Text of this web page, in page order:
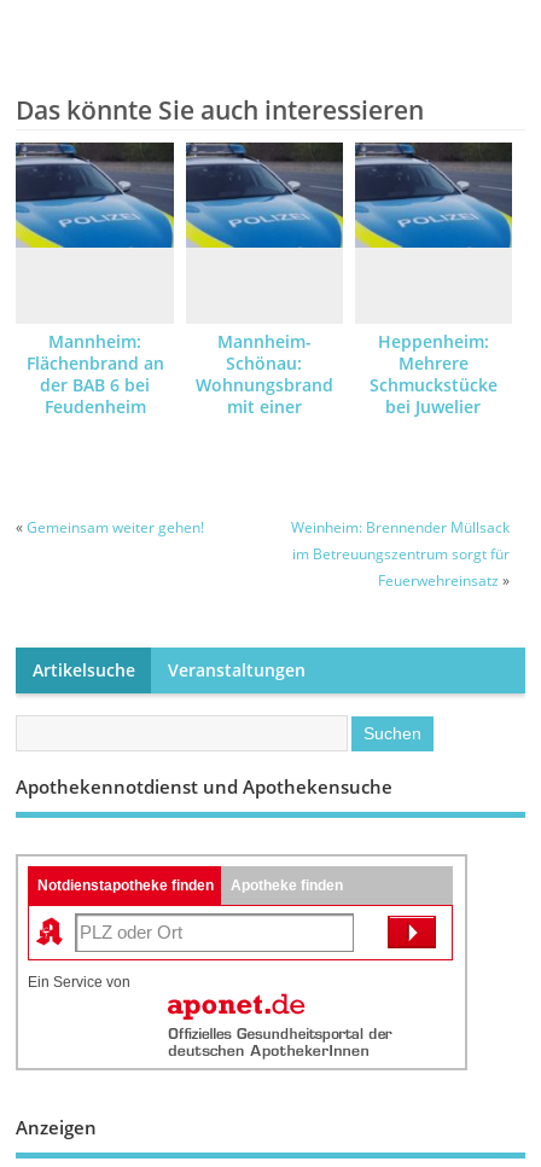
Das könnte Sie auch interessieren
Mannheim:
Flächenbrand an
der BAB 6 bei
Feudenheim
Mannheim-
Schönau:
Wohnungsbrand
mit einer
Heppenheim:
Mehrere
Schmuckstücke
bei Juwelier
«Gemeinsam weiter gehen!
Weinheim: Brennender Müllsack
im Betreuungszentrum sorgt für
Feuerwehreinsatz »
Artikelsuche Veranstaltungen
Apothekennotdienst und Apothekensuche
Notdienstapotheke finden Apotheke finden
Ein Service von
Anzeigen